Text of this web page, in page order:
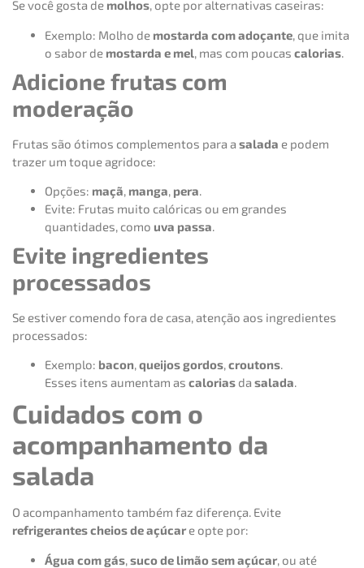
Se você gosta de molhos, opte por alternativas caseiras:
Exemplo: Molho de mostarda com adoçante , que imita
o sabor de mostarda e mel , mas com poucas calorias
Adicione frutas com
moderação
Frutas são ótimos complementos para a salada e podem
trazer um toque agridoce:
Opções: maçã, manga, pera.
Evite: Frutas muito calóricas ou em grandes
quantidades, como uva passa.
Evite ingredientes
processados
Se estiver comendo fora de casa, atenção aos ingredientes
processados:
Exemplo: bacon,queijos gordos,croutons.
Esses itens aumentam as calorias da salada.
Cuidados com o
acompanhamento da
salada
O acompanhamento também faz diferença. Evite
refrigerantes cheios de açúcar e opte por:
Água com gás,suco de limão sem açúcar, ou até